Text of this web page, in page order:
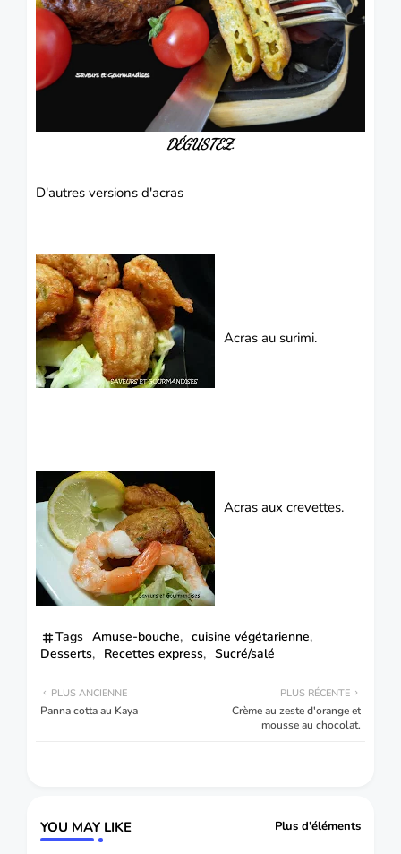
DÉGUSTEZ.
D'autres versions d'acras
Acras au surimi.
Acras aux crevettes.
Tags Amuse-bouche
cuisine végétarienne
Desserts
Recettes express Sucré/salé
PLUS RÉCENTE
Crème au zeste d'orange et
mousse au chocolat.
PLUS ANCIENNE
Panna cotta au Kaya
YOU MAY LIKE Plus d'éléments